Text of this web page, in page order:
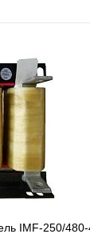
В корзину
Сравнение
Под заказ
IMF-250/